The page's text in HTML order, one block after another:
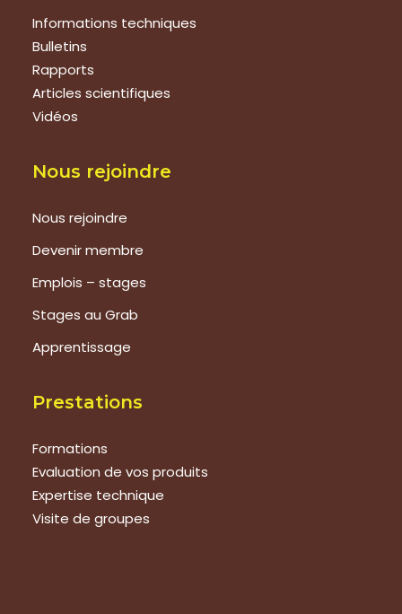
Informations techniques
Bulletins
Rapports
Articles scientifiques
Vidéos
Nous rejoindre
Nous rejoindre
Devenir membre
Emplois – stages
Stages au Grab
Apprentissage
Prestations
Formations
Evaluation de vos produits
Expertise technique
Visite de groupes